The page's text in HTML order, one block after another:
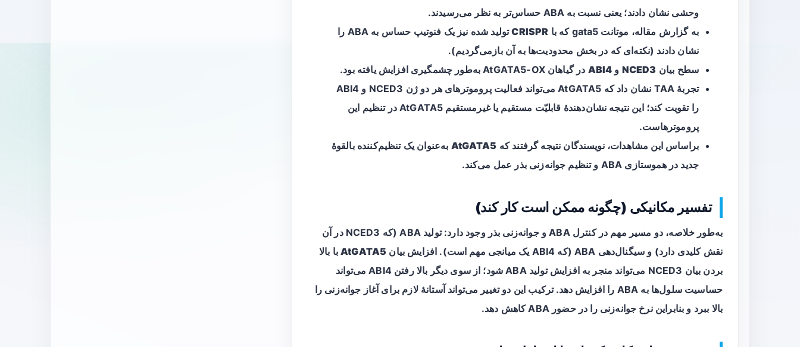
وحشی نشان دادند؛ یعنی نسبت به ABA حساس‌تر به نظر می‌رسیدند.
به گزارش مقاله، موتانت gata5 که با
CRISPR
تولید شده نیز یک فنوتیپ حساس به ABA را
نشان دادند (نکته‌ای که در بخش محدودیت‌ها به آن بازمی‌گردیم).
سطح بیان NCED3 و ABI4 در گیاهان AtGATA5-OX به‌طور چشمگیری افزایش یافته بود.
تجربۀ TAA نشان داد که AtGATA5 می‌تواند فعالیت پروموترهای هر دو ژن NCED3 و ABI4
را تقویت کند؛ این نتیجه نشان‌دهندۀ قابلیّت مستقیم یا غیرمستقیم AtGATA5 در تنظیم این
پروموترهاست.
براساس این مشاهدات، نویسندگان نتیجه گرفتند که AtGATA5 به‌عنوان یک تنظیم‌کننده بالقوهٔ
جدید در هموستازی ABA و تنظیم جوانه‌زنی بذر عمل می‌کند.
تفسیر مکانیکی (چگونه ممکن است کار کند)
به‌طور خلاصه، دو مسیر مهم در کنترل ABA و جوانه‌زنی بذر وجود دارد: تولید ABA (که NCED3 در آن
نقش کلیدی دارد) و سیگنال‌دهی ABA (که ABI4 یک میانجی مهم است). افزایش بیان
AtGATA5با بالا
بردن بیان NCED3 می‌تواند منجر به افزایش تولید ABA شود؛ از سوی دیگر بالا رفتن ABI4 می‌تواند
حساسیت سلول‌ها به ABA را افزایش دهد. ترکیب این دو تغییر می‌تواند آستانهٔ لازم برای آغاز جوانه‌زنی را
بالا ببرد و بنابراین نرخ جوانه‌زنی را در حضور ABA کاهش دهد.